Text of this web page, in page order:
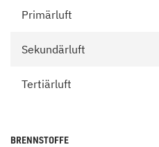
Primärluft
Sekundärluft
Tertiärluft
BRENNSTOFFE